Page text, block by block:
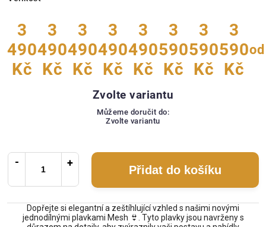
3
490
Kč
3
490
Kč
3
490
Kč
3
490
Kč
3
490
Kč
3
590
Kč
3
590
Kč
3
590
Kč
od
Zvolte variantu
Můžeme doručit do:
Zvolte variantu
Přidat do košíku
Dopřejte si elegantní a zeštíhlující vzhled s našimi novými
jednodílnými plavkami Mesh 👙. Tyto plavky jsou navrženy s